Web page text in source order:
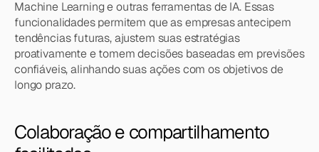
Machine Learning e outras ferramentas de IA. Essas
funcionalidades permitem que as empresas antecipem
tendências futuras, ajustem suas estratégias
proativamente e tomem decisões baseadas em previsões
confiáveis, alinhando suas ações com os objetivos de
longo prazo.
Colaboração e compartilhamento